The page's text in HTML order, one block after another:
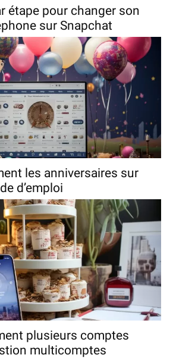
étape pour changer son
sur Snapchat
les anniversaires sur
d’emploi
plusieurs comptes
multicomptes